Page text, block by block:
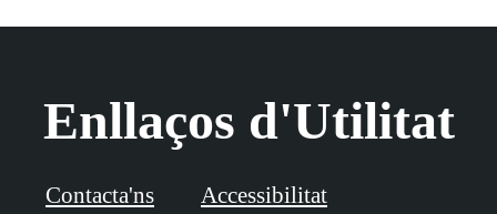
Enllaços d'Utilitat
Contacta'ns Accessibilitat